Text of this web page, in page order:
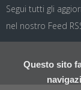
Questo sito
Segui tutti gli
nel nostro Feed